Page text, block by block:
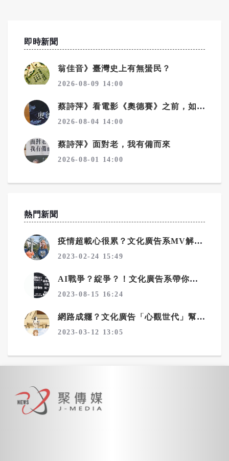
即時新聞
翁佳音》臺灣史上有無蜑民？
2026-08-09 14:00
蔡詩萍》看電影《奧德賽》之前，如何讀懂史詩《奧德賽》！之2
2026-08-04 14:00
蔡詩萍》面對老，我有備而來
2026-08-01 14:00
熱門新聞
疫情超載心很累？文化廣告系MV解方爆紅
2023-02-24 15:49
AI戰爭？綻爭？！文化廣告系帶你解讀機器與人類的奧妙關係
2023-08-15 16:24
網路成癮？文化廣告「心觀世代」幫你找回自我
2023-03-12 13:05